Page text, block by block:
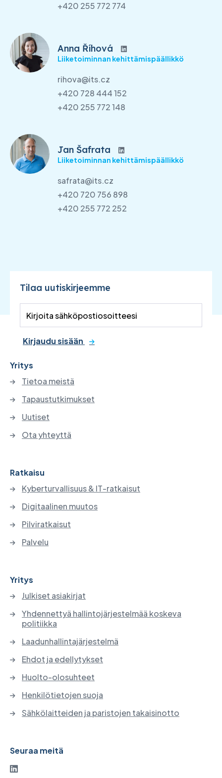
+420 255 772 774
Anna Říhová
Liiketoiminnan kehittämispäällikkö
rihova@its.cz
+420 728 444 152
+420 255 772 148
Jan Šafrata
Liiketoiminnan kehittämispäällikkö
safrata@its.cz
+420 720 756 898
+420 255 772 252
Tilaa uutiskirjeemme
Kirjaudu sisään
Yritys
Tietoa meistä
Tapaustutkimukset
Uutiset
Ota yhteyttä
Ratkaisu
Kyberturvallisuus & IT-ratkaisut
Digitaalinen muutos
Pilviratkaisut
Palvelu
Yritys
Julkiset asiakirjat
Yhdennettyä hallintojärjestelmää koskeva
politiikka
Laadunhallintajärjestelmä
Ehdot ja edellytykset
Huolto-olosuhteet
Henkilötietojen suoja
Sähkölaitteiden ja paristojen takaisinotto
Seuraa meitä